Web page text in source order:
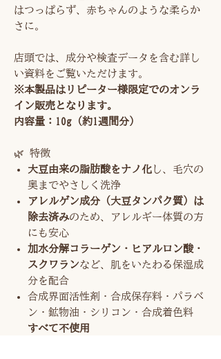
はつっぱらず、赤ちゃんのような柔らか
さに。
店頭では、成分や検査データを含む詳し
い資料をご覧いただけます。
※本製品はリピーター様限定でのオンラ
イン販売となります。
内容量：10g（約1週間分）
🌿 特徴
大豆由来の脂肪酸をナノ化 し、毛穴の
奥までやさしく洗浄
アレルゲン成分（大豆タンパク質）は
除去済みのため、アレルギー体質の方
にも安心
加水分解コラーゲン・ヒアルロン酸・
スクワランなど、肌をいたわる保湿成
分を配合
合成界面活性剤・合成保存料・パラベ
ン・鉱物油・シリコン・合成着色料
すべて不使用